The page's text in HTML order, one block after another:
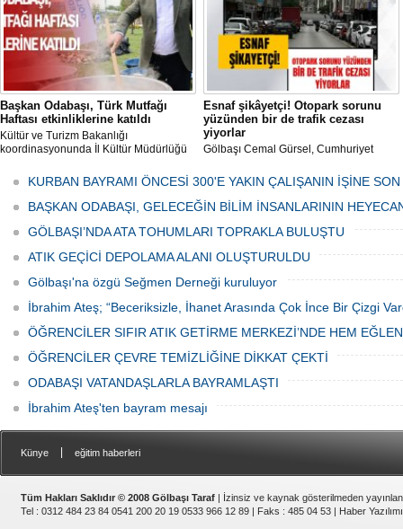
Başkan Odabaşı, Türk Mutfağı
Haftası etkinliklerine katıldı
Kültür ve Turizm Bakanlığı
koordinasyonunda İl Kültür Müdürlüğü
Haftası" etkinlikleri Ankara'da devam
ediyor.
Esnaf şikâyetçi! Otopark sorunu
yüzünden bir de trafik cezası
yiyorlar
Gölbaşı Cemal Gürsel, Cumhuriyet
bulunan esnaf ve alışverişe gelen
vatandaşlar park cezaları yüzünden
canından bezdi.
KURBAN BAYRAMI ÖNCESİ 300'E YAKIN ÇALIŞANIN İŞİNE
BAŞKAN ODABAŞI, GELECEĞİN BİLİM İNSANLARININ
GÖLBAŞI’NDA ATA TOHUMLARI TOPRAKLA BULUŞTU
ATIK GEÇİCİ DEPOLAMA ALANI OLUŞTURULDU
Gölbaşı'na özgü Seğmen Derneği kuruluyor
İbrahim Ateş; “Beceriksizle, İhanet Arasında Çok İnce Bir Çizgi
ÖĞRENCİLER SIFIR ATIK GETİRME MERKEZİ’NDE HEM
ÖĞRENCİLER ÇEVRE TEMİZLİĞİNE DİKKAT ÇEKTİ
ODABAŞI VATANDAŞLARLA BAYRAMLAŞTI
İbrahim Ateş'ten bayram mesajı
Künye eğitim haberleri
Tüm Hakları Saklıdır © 2008 Gölbaşı Taraf | İzinsiz ve kaynak gösterilmeden
Tel : 0312 484 23 84 0541 200 20 19 0533 966 12 89 | Faks : 485 04 53 | Haber Yazılımı